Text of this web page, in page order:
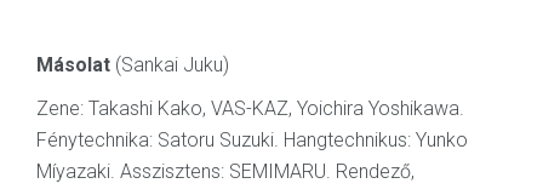
Másolat (Sankai Juku)
Zene: Takashi Kako, VAS-KAZ, Yoichira Yoshikawa.
Fénytechnika: Satoru Suzuki. Hangtechnikus: Yunko
Míyazaki. Asszisztens: SEMIMARU. Rendező,